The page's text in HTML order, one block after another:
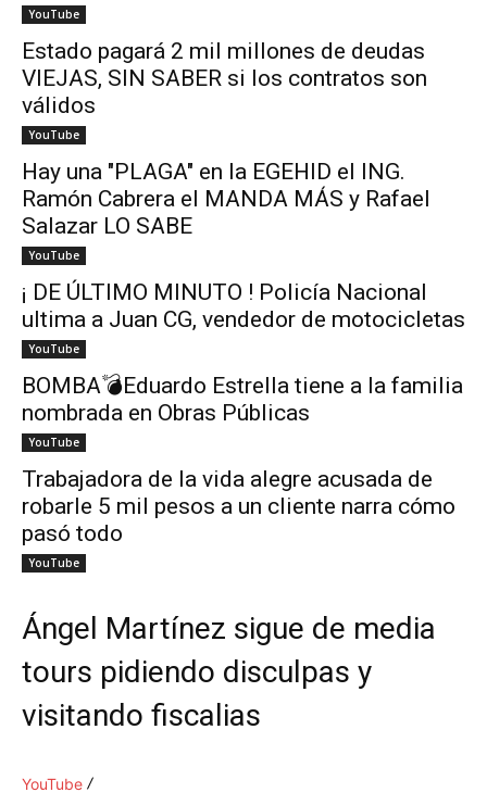
YouTube
Estado pagará 2 mil millones de deudas
VIEJAS, SIN SABER si los contratos son
válidos
YouTube
Hay una "PLAGA" en la EGEHID el ING.
Ramón Cabrera el MANDA MÁS y Rafael
Salazar LO SABE
YouTube
¡ DE ÚLTIMO MINUTO ! Policía Nacional
ultima a Juan CG, vendedor de motocicletas
YouTube
BOMBA💣Eduardo Estrella tiene a la familia
nombrada en Obras Públicas
YouTube
Trabajadora de la vida alegre acusada de
robarle 5 mil pesos a un cliente narra cómo
pasó todo
YouTube
Ángel Martínez sigue de media
tours pidiendo disculpas y
visitando fiscalias
YouTube